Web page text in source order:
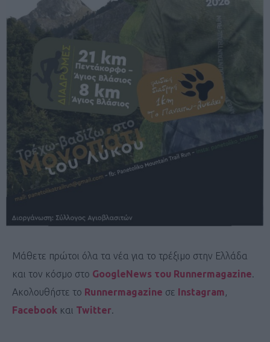
Μάθετε πρώτοι όλα τα νέα για το τρέξιμο στην Ελλάδα
και τον κόσμο στο GoogleNews του Runnermagazine.
Ακολουθήστε το Runnermagazine σε Instagram,
Facebook και Twitter.